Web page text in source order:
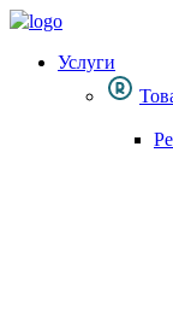
Услуги